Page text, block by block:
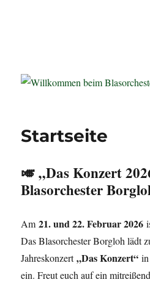
Willkommen
Borgloh!
Startseite
🎺 „Das Konzert
Blasorchester
Am21. und 22. Februar 2026
Das Blasorchester Borgloh lädt
Jahreskonzert„Das Konzert“
ein. Freut euch auf ein